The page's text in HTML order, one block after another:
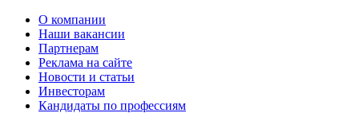
О компании
Наши вакансии
Партнерам
Реклама на сайте
Новости и статьи
Инвесторам
Кандидаты по профессиям